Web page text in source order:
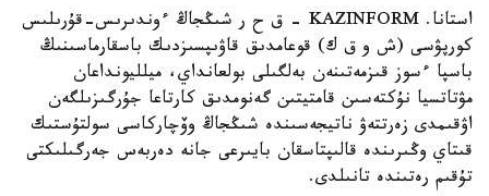
استانا. KAZINFORM – ق ح ر شىڭجاڭ ءوندىرىس-قۇرىلىس
كورپۋسى (ش و ق ك) قوعامدىق قاۋىپسىزدىك باسقارماسىنىڭ
باسپا ءسوز قىزمەتىنەن بەلگىلى بولعانداي، ميلليونداعان
مۋتاتسيا نۇكتەسىن قامتيتىن گەنومدىق كارتاعا جۇرگىزىلگەن
اۋقىمدى زەرتتەۋ ناتيجەسىندە شىڭجاڭ وۆچاركاسى سولتۇستىك
قىتاي وڭىرىندە قالىپتاسقان بايىرعى جانە دەربەس جەرگىلىكتى
تۇقىم رەتىندە تانىلدى.